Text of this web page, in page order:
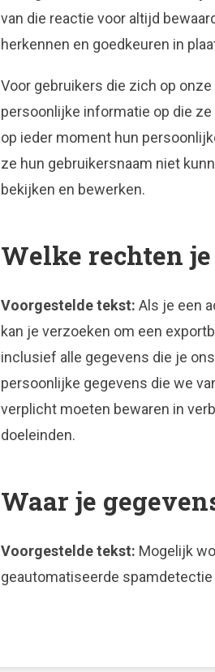
van die reactie voor altijd
herkennen en goedkeuren in
Voor gebruikers die zich op
persoonlijke informatie op die
op ieder moment hun
ze hun gebruikersnaam niet
bekijken en bewerken.
Welke rechten
Voorgestelde tekst:Als je een
kan je verzoeken om een
inclusief alle gegevens die je
persoonlijke gegevens die we
verplicht moeten bewaren in
doeleinden.
Waar je
Voorgestelde tekst: Mogelijk
geautomatiseerde